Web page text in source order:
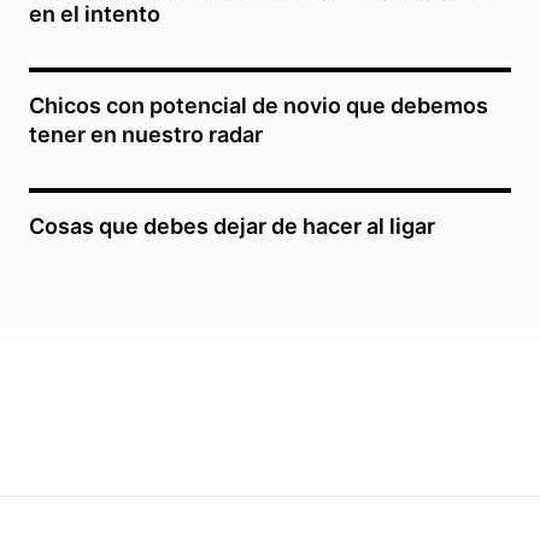
en el intento
Chicos con potencial de novio que debemos
tener en nuestro radar
Cosas que debes dejar de hacer al ligar